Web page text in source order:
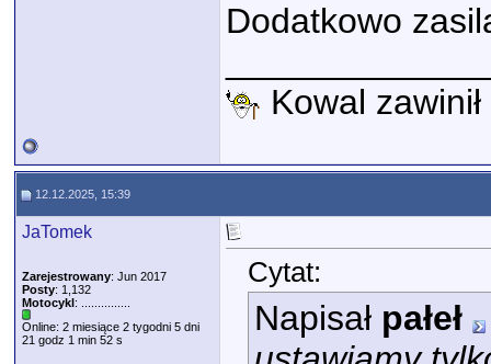
Dodatkowo
Kowal
12.12.2025, 15:39
JaTomek
Zarejestrowany: Jun 2017
Posty: 1,132
Motocykl: ...............
Online: 2 miesiące 2 tygodni 5 dni
21 godz 1 min 52 s
Cytat:
Napisał pałeł